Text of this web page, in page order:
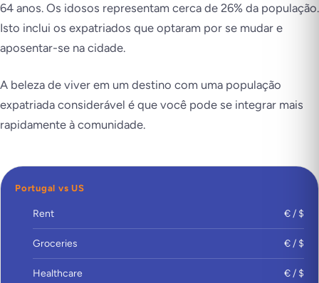
64 anos. Os idosos representam cerca de 26% da população.
Isto inclui os expatriados que optaram por se mudar e
aposentar-se na cidade.
A beleza de viver em um destino com uma população
expatriada considerável é que você pode se integrar mais
rapidamente à comunidade.
Portugal vs US
Rent € / $
Groceries € / $
Healthcare € / $